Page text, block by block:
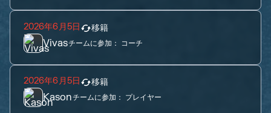
2026年6月5日 移籍
Vivasチームに参加： コーチ
2026年6月5日 移籍
Kasonチームに参加： プレイヤー